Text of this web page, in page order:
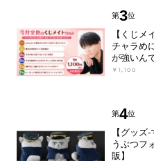
第3位
【くじメ
チャラめ
が強いん
￥1,100
第4位
【グッ
うぶつフ
販】